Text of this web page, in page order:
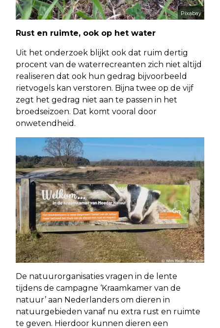
Pixabay
Rust en ruimte, ook op het water
Uit het onderzoek blijkt ook dat ruim dertig
procent van de waterrecreanten zich niet altijd
realiseren dat ook hun gedrag bijvoorbeeld
rietvogels kan verstoren. Bijna twee op de vijf
zegt het gedrag niet aan te passen in het
broedseizoen. Dat komt vooral door
onwetendheid.
De natuurorganisaties vragen in de lente
tijdens de campagne ‘Kraamkamer van de
natuur’ aan Nederlanders om dieren in
natuurgebieden vanaf nu extra rust en ruimte
te geven. Hierdoor kunnen dieren een